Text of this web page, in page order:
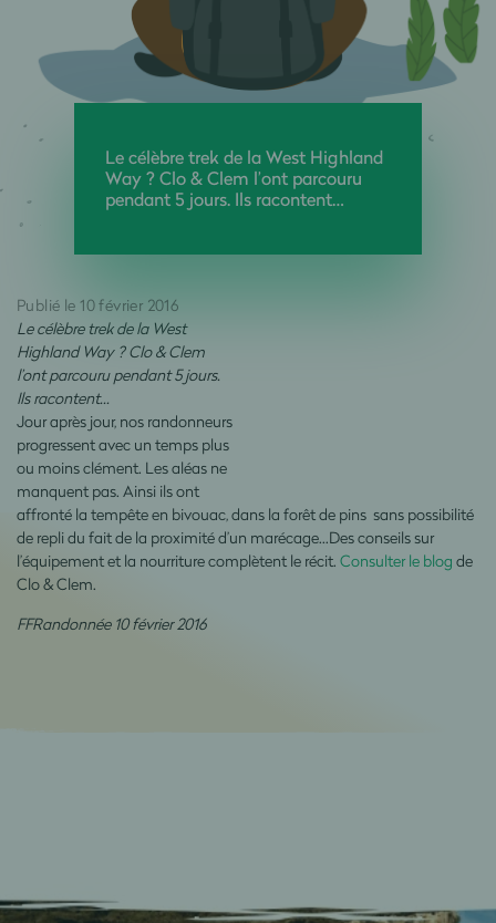
Le célèbre trek de la West Highland
Way ? Clo & Clem l’ont parcouru
pendant 5 jours. Ils racontent…
Publié le 10 février 2016
Le célèbre trek de la West
Highland Way ? Clo & Clem
l’ont parcouru pendant 5 jours.
Ils racontent…
Jour après jour, nos randonneurs
progressent avec un temps plus
ou moins clément. Les aléas ne
manquent pas. Ainsi ils ont
affronté la tempête en bivouac, dans la forêt de pins sans possibilité
de repli du fait de la proximité d’un marécage...Des conseils sur
l’équipement et la nourriture complètent le récit. Consulter le blog de
Clo & Clem.
FFRandonnée 10 février 2016